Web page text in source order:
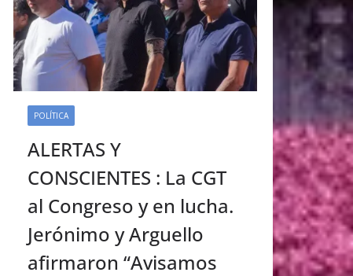
POLÍTICA
ALERTAS Y
CONSCIENTES : La CGT
al Congreso y en lucha.
Jerónimo y Arguello
afirmaron “Avisamos